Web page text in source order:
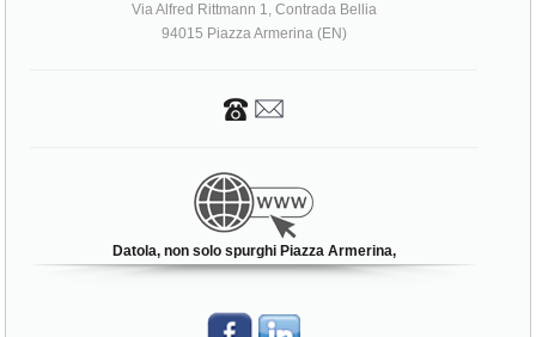
Via Alfred Rittmann 1, Contrada Bellia
94015 Piazza Armerina (EN)
Datola, non solo spurghi Piazza Armerina,